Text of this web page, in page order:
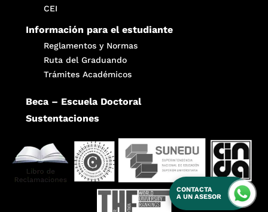
CONTACTA
A UN ASESOR
CEI
Información para el estudiante
Reglamentos y Normas
Ruta del Graduando
Trámites Académicos
Beca – Escuela Doctoral
Sustentaciones